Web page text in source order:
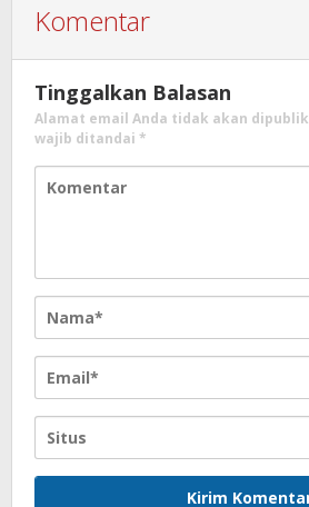
Komentar
Tinggalkan Balasan
Alamat email Anda tidak akan
wajib ditandai *